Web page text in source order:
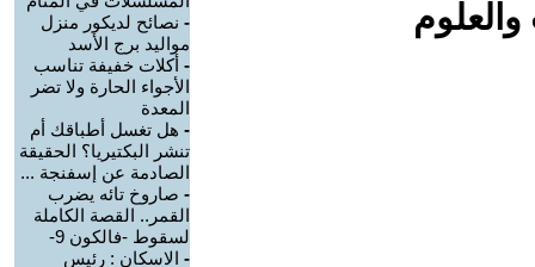
- نصائح لديكور منزل
مواليد برج الأسد‎
- أكلات خفيفة تناسب
الأجواء الحارة ولا تضر
المعدة
- هل تغسل أطباقك أم
تنشر البكتيريا؟ الحقيقة
الصادمة عن إسفنجة ...
- صاروخ تائه يضرب
القمر.. القصة الكاملة
لسقوط -فالكون 9-
- الاسكان : رئيس